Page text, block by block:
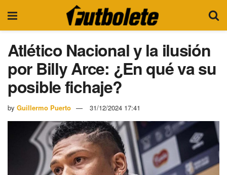
Atlético Nacional y la ilusión
por Billy Arce: ¿En qué va su
posible fichaje?
by Guillermo Puerto 31/12/2024 17:41